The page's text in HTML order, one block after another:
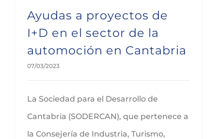
Ayudas a proyectos de
I+D en el sector de la
automoción en Cantabria
07/03/2023
La Sociedad para el Desarrollo de
Cantabria (SODERCAN), que pertenece a
la Consejería de Industria, Turismo,